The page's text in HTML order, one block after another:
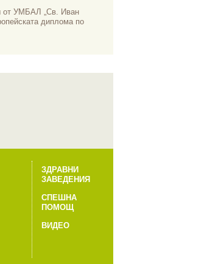
от УМБАЛ „Св. Иван
диплома по
ЗДРАВНИ
ЗАВЕДЕНИЯ
СПЕШНА
ПОМОЩ
ВИДЕО